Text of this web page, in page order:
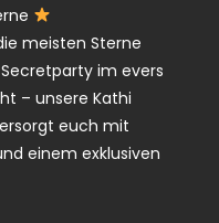
meisten Sterne
im evers
– unsere Kathi
euch mit
einem exklusiven